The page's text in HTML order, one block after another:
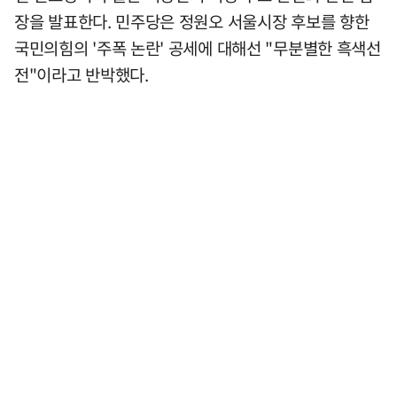
장을 발표한다. 민주당은 정원오 서울시장 후보를 향한
국민의힘의 '주폭 논란' 공세에 대해선 "무분별한 흑색선
전"이라고 반박했다.